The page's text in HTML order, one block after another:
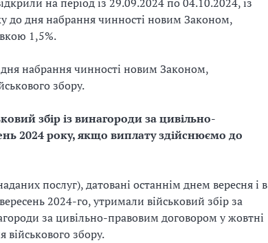
до дня набрання чинності новим Законом,
1,5%.
набрання чинності новим Законом,
збору.
збір із винагороди за цивільно-
2024 року, якщо виплату здійснюємо до
послуг), датовані останнім днем вересня і в
2024-го, утримали військовий збір за
за цивільно-правовим договором у жовтні
збору.